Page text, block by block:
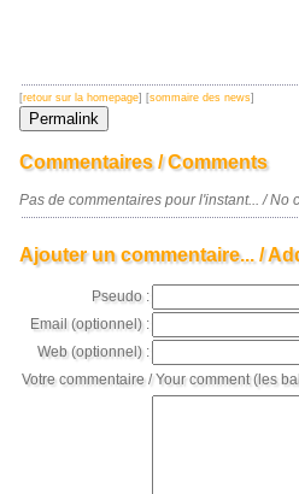
[retour sur la homepage] [sommaire des news]
Commentaires / Comments
Pas de commentaires pour l'instant... / No
Ajouter un commentaire... /
Pseudo :
Email (optionnel) :
Web (optionnel) :
Votre commentaire / Your comment (les